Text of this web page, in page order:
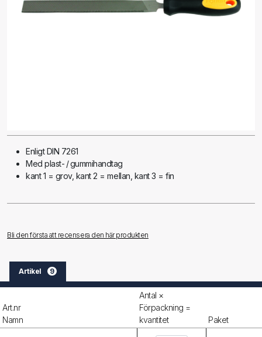
Enligt DIN 7261
Med plast- / gummihandtag
kant 1 = grov, kant 2 = mellan, kant 3 = fin
Bli den första att recensera den här produkten
Artikel 9
Art.nr
Namn
Antal ×
Förpackning =
kvantitet
Paket